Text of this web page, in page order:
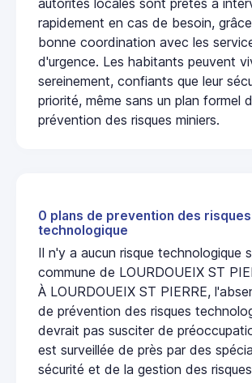
rapidement en cas de besoin,
bonne coordination avec les
d'urgence. Les habitants peuvent
sereinement, confiants que leur
priorité, même sans un plan formel
prévention des risques miniers.
0 plans de prevention des risques
technologique
Il n'y a aucun risque technologique
commune de LOURDOUEIX ST
À LOURDOUEIX ST PIERRE,
de prévention des risques
devrait pas susciter de
est surveillée de près par des
sécurité et de la gestion des